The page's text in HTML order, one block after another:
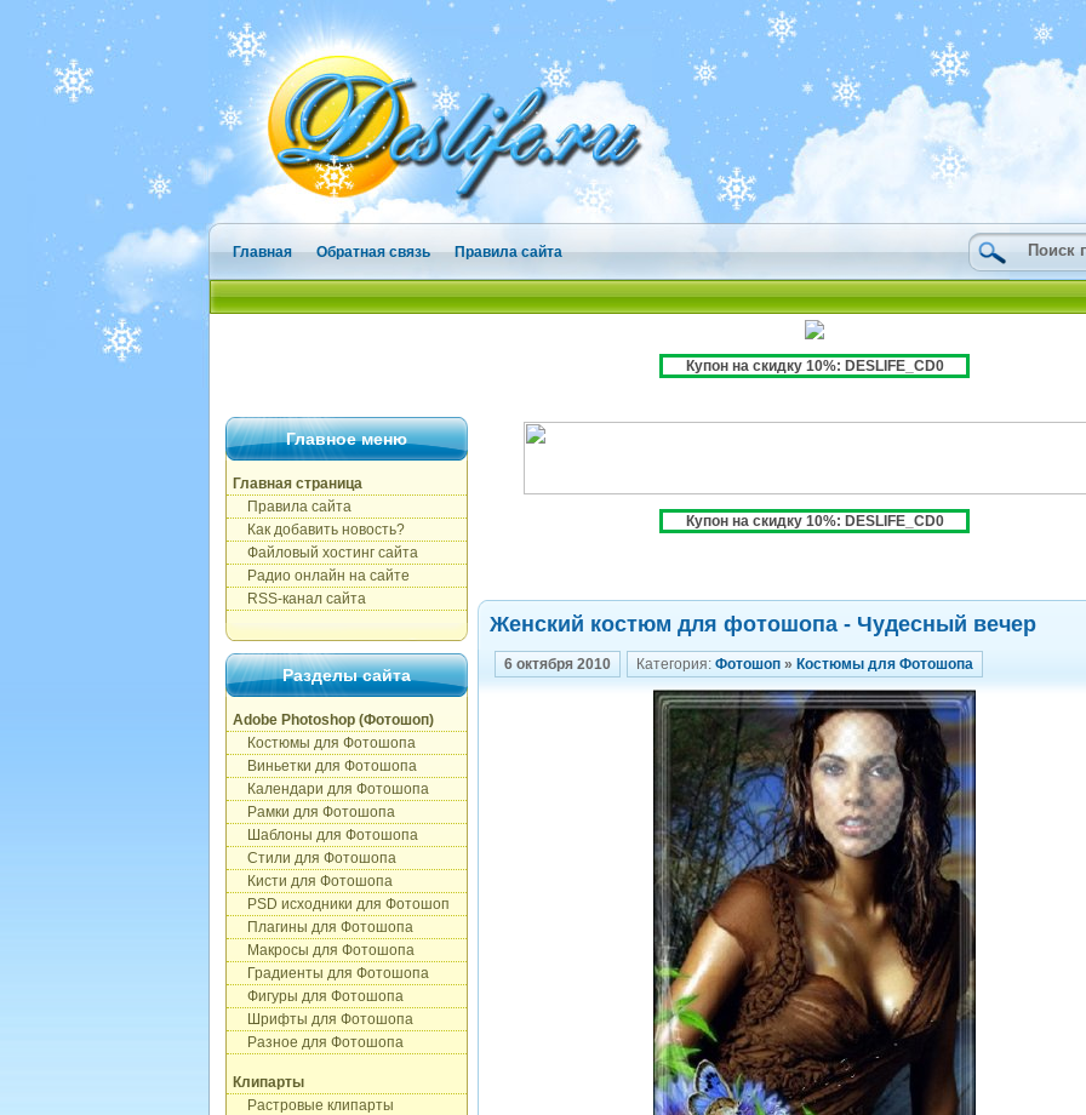
Главная Обратная связь Правила сайта
Купон на скидку 10%: DESLIFE_CD0
Главное меню
Главная страница
Правила сайта
Как добавить новость?
Файловый хостинг сайта
Радио онлайн на сайте
RSS-канал сайта
Разделы сайта
Adobe Photoshop (Фотошоп)
Костюмы для Фотошопа
Виньетки для Фотошопа
Календари для Фотошопа
Рамки для Фотошопа
Шаблоны для Фотошопа
Стили для Фотошопа
Кисти для Фотошопа
PSD исходники для Фотошоп
Плагины для Фотошопа
Макросы для Фотошопа
Градиенты для Фотошопа
Фигуры для Фотошопа
Шрифты для Фотошопа
Разное для Фотошопа
Клипарты
Растровые клипарты
Купон на скидку 10%: DESLIFE_CD0
Женский костюм для фотошопа - Чудесный вечер
6 октября 2010 Категория: Фотошоп » Костюмы для Фотошопа